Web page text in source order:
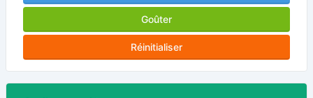
Goûter
Réinitialiser